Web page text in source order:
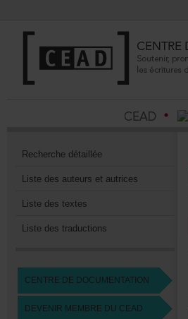
Recherchedétaillée
Listedesauteursetautrices
Listedestextes
Listedestraductions
CENTREDEDOCUMENTATION
DEVENIRMEMBREDUCEAD